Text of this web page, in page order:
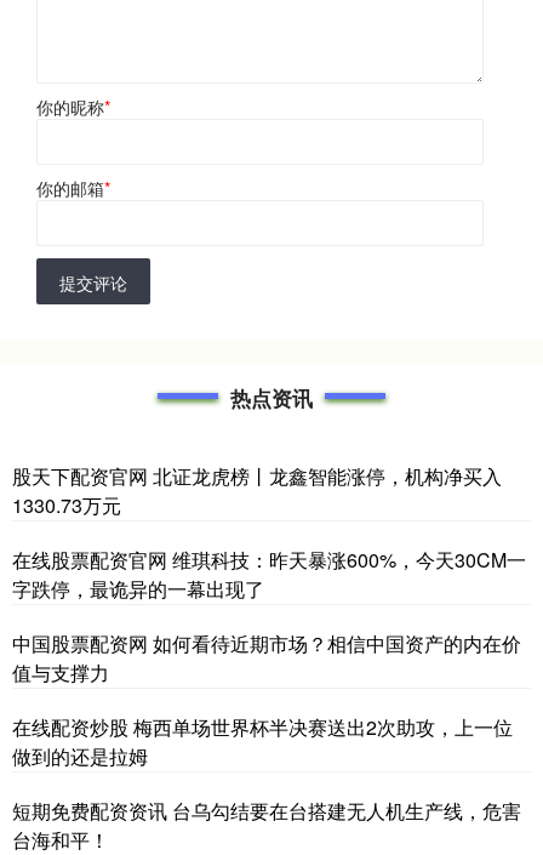
你的昵称*
你的邮箱*
提交评论
热点资讯
股天下配资官网 北证龙虎榜丨龙鑫智能涨停，机构净买入
1330.73万元
在线股票配资官网 维琪科技：昨天暴涨600%，今天30CM一
字跌停，最诡异的一幕出现了
中国股票配资网 如何看待近期市场？相信中国资产的内在价
值与支撑力
在线配资炒股 梅西单场世界杯半决赛送出2次助攻，上一位
做到的还是拉姆
短期免费配资资讯 台乌勾结要在台搭建无人机生产线，危害
台海和平！